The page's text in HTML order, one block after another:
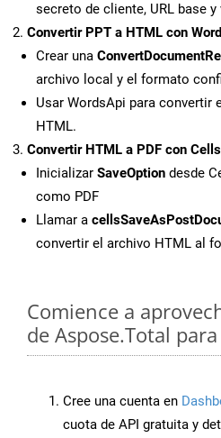
secreto de cliente, URL base y
Convertir PPT a HTML con
Crear una
archivo local y el formato
Usar WordsApi para convertir
HTML.
Convertir HTML a PDF con
Inicializar SaveOption desde
como PDF
Llamar a
convertir el archivo HTML al
Comience a
de Aspose.Total para
Cree una cuenta en
cuota de API gratuita y